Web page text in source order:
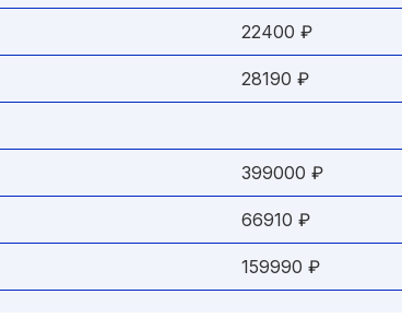
22400 ₽
28190 ₽
399000 ₽
66910 ₽
159990 ₽